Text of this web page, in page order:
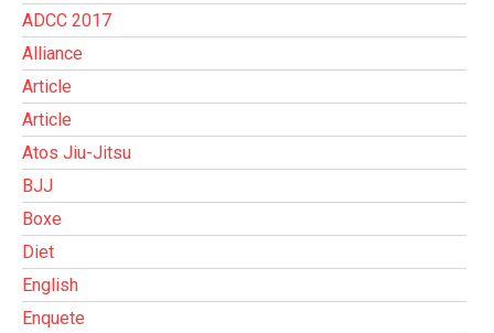
ADCC 2017
Alliance
Article
Article
Atos Jiu-Jitsu
BJJ
Boxe
Diet
English
Enquete